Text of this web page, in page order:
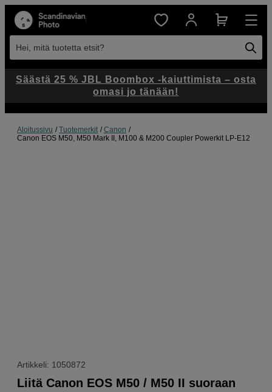
Hei, mitä tuotetta etsit?
Aloitussivu Tuotemerkit
Canon
Canon EOS M50, M50 Mark II, M100 & M200 Coupler Powerkit LP-E12
Artikkeli: 1050872
Liitä Canon EOS M50 / M50 II suoraan
Säästä 25 % JBL Boombox -kaiuttimista – osta
omasi jo tänään!